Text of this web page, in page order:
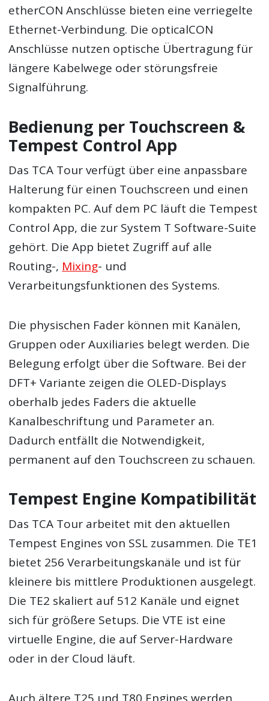
etherCON Anschlüsse bieten eine verriegelte
Ethernet-Verbindung. Die opticalCON
Anschlüsse nutzen optische Übertragung für
längere Kabelwege oder störungsfreie
Signalführung.
Bedienung per Touchscreen &
Tempest Control App
Das TCA Tour verfügt über eine anpassbare
Halterung für einen Touchscreen und einen
kompakten PC. Auf dem PC läuft die Tempest
Control App, die zur System T Software-Suite
gehört. Die App bietet Zugriff auf alle
Routing-, Mixing- und
Verarbeitungsfunktionen des Systems.
Die physischen Fader können mit Kanälen,
Gruppen oder Auxiliaries belegt werden. Die
Belegung erfolgt über die Software. Bei der
DFT+ Variante zeigen die OLED-Displays
oberhalb jedes Faders die aktuelle
Kanalbeschriftung und Parameter an.
Dadurch entfällt die Notwendigkeit,
permanent auf den Touchscreen zu schauen.
Tempest Engine Kompatibilität
Das TCA Tour arbeitet mit den aktuellen
Tempest Engines von SSL zusammen. Die TE1
bietet 256 Verarbeitungskanäle und ist für
kleinere bis mittlere Produktionen ausgelegt.
Die TE2 skaliert auf 512 Kanäle und eignet
sich für größere Setups. Die VTE ist eine
virtuelle Engine, die auf Server-Hardware
oder in der Cloud läuft.